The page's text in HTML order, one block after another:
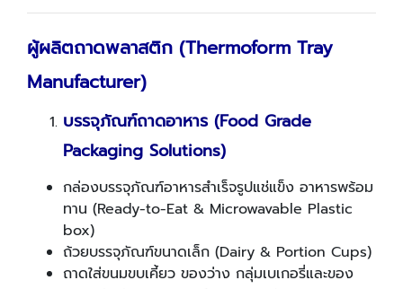
ผู้ผลิตถาดพลาสติก (Thermoform Tray
Manufacturer)
บรรจุภัณฑ์ถาดอาหาร (Food Grade
Packaging Solutions)
กล่องบรรจุภัณฑ์อาหารสำเร็จรูปแช่แข็ง อาหารพร้อม
ทาน (Ready-to-Eat & Microwavable Plastic
box)
ถ้วยบรรจุภัณฑ์ขนาดเล็ก (Dairy & Portion Cups)
ถาดใส่ขนมขบเคี้ยว ของว่าง กลุ่มเบเกอรี่และของ